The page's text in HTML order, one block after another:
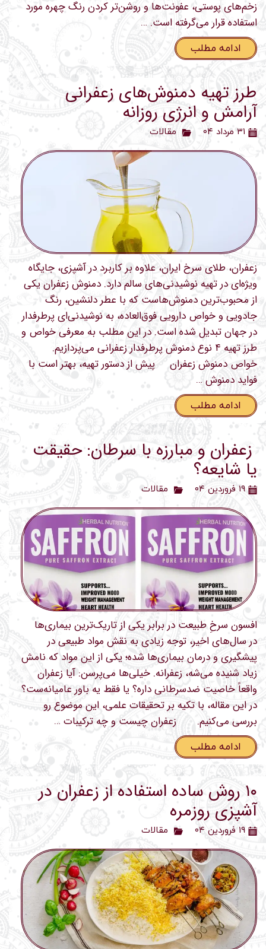
زخم‌های پوستی، عفونت‌ها و روشن‌تر کردن رنگ چهره مورد
استفاده قرار می‌گرفته است. …
ادامه مطلب
طرز تهیه دمنوش‌های زعفرانی
آرامش و انرژی روزانه
۳۱ مرداد ۰۴ مقالات
زعفران، طلای سرخ ایران، علاوه بر کاربرد در آشپزی، جایگاه
ویژه‌ای در تهیه نوشیدنی‌های سالم دارد. دمنوش زعفران یکی
از محبوب‌ترین دمنوش‌هاست که با عطر دلنشین، رنگ
جادویی و خواص دارویی فوق‌العاده، به نوشیدنی‌ای پرطرفدار
در جهان تبدیل شده است. در این مطلب به معرفی خواص و
طرز تهیه ۴ نوع دمنوش پرطرفدار زعفرانی می‌پردازیم.
خواص دمنوش زعفران پیش از دستور تهیه، بهتر است با
فواید دمنوش …
ادامه مطلب
زعفران و مبارزه با سرطان: حقیقت
یا شایعه؟
۱۹ فروردین ۰۴ مقالات
افسون سرخِ طبیعت در برابر یکی از تاریک‌ترین بیماری‌ها
در سال‌های اخیر، توجه زیادی به نقش مواد طبیعی در
پیشگیری و درمان بیماری‌ها شده؛ یکی از این مواد که نامش
زیاد شنیده می‌شه، زعفرانه. خیلی‌ها می‌پرسن: آیا زعفران
واقعاً خاصیت ضدسرطانی داره؟ یا فقط یه باور عامیانه‌ست؟
در این مقاله، با تکیه بر تحقیقات علمی، این موضوع رو
بررسی می‌کنیم. زعفران چیست و چه ترکیبات …
ادامه مطلب
۱۰ روش ساده استفاده از زعفران در
آشپزی روزمره
۱۹ فروردین ۰۴ مقالات